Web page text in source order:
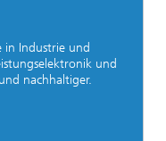
in Industrie und
und
nachhaltiger.